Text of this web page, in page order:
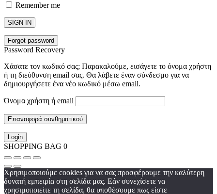
Remember me
SIGN IN
Forgot password
Password Recovery
Χάσατε τον κωδικό σας; Παρακαλούμε, εισάγετε το όνομα χρήστη
ή τη διεύθυνση email σας. Θα λάβετε έναν σύνδεσμο για να
δημιουργήσετε ένα νέο κωδικό μέσω email.
Όνομα χρήστη ή email
Επαναφορά συνθηματικού
Login
SHOPPING BAG 0
Χρησιμοποιούμε cookies για να σας προσφέρουμε την καλύτερη
δυνατή εμπειρία στη σελίδα μας. Εάν συνεχίσετε να
χρησιμοποιείτε τη σελίδα, θα υποθέσουμε πως είστε